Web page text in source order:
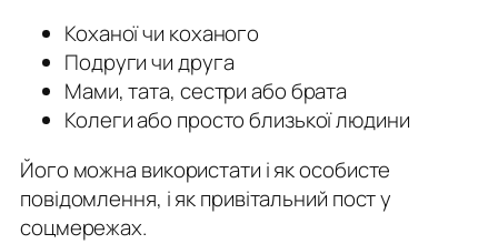
Коханої чи коханого
Подруги чи друга
Мами, тата, сестри або брата
Колеги або просто близької людини
Його можна використати і як особисте
повідомлення, і як привітальний пост у
соцмережах.